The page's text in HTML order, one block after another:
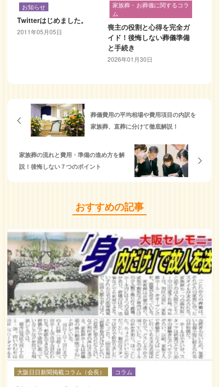
お知らせ
Twitterはじめました。
2011年05月05日
家族葬・お葬儀に関するコラ
ム
喪主の役割と心得を完全ガ
イド！後悔しない葬儀準備
と手続き
2026年01月30日
葬儀費用の平均相場や費用項目の内訳を
家族葬、直葬に分けて徹底解説！
家族葬の流れと費用・準備の進め方を解
説！後悔しない７つのポイント
おすすめの記事
大阪日日新聞掲載コラム（会長） コラム